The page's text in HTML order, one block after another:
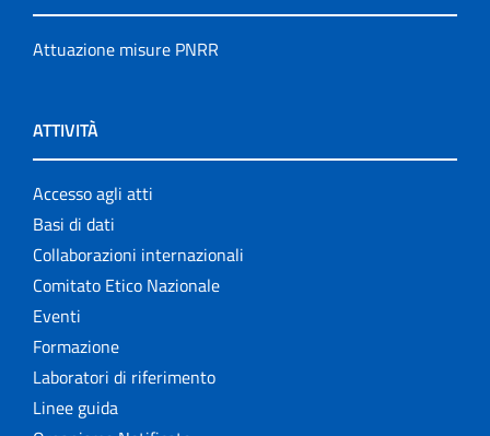
Attuazione misure PNRR
ATTIVITÀ
Accesso agli atti
Basi di dati
Collaborazioni internazionali
Comitato Etico Nazionale
Eventi
Formazione
Laboratori di riferimento
Linee guida